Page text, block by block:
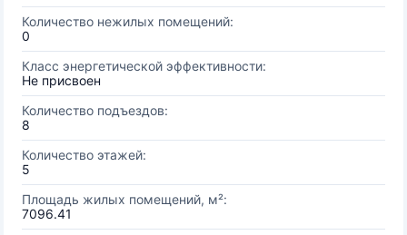
Количество нежилых помещений:
0
Класс энергетической эффективности:
Не присвоен
Количество подъездов:
8
Количество этажей:
5
Площадь жилых помещений, м²:
7096.41